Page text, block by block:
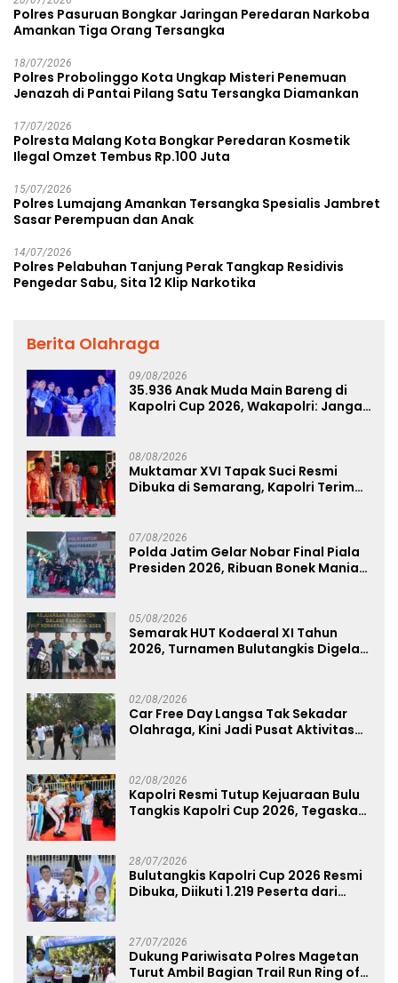
Polres Pasuruan Bongkar Jaringan Peredaran Narkoba
Amankan Tiga Orang Tersangka
18/07/2026
Polres Probolinggo Kota Ungkap Misteri Penemuan
Jenazah di Pantai Pilang Satu Tersangka Diamankan
17/07/2026
Polresta Malang Kota Bongkar Peredaran Kosmetik
Ilegal Omzet Tembus Rp.100 Juta
15/07/2026
Polres Lumajang Amankan Tersangka Spesialis Jambret
Sasar Perempuan dan Anak
14/07/2026
Polres Pelabuhan Tanjung Perak Tangkap Residivis
Pengedar Sabu, Sita 12 Klip Narkotika
Berita Olahraga
09/08/2026
35.936 Anak Muda Main Bareng di
Kapolri Cup 2026, Wakapolri: Jangan
08/08/2026
Muktamar XVI Tapak Suci Resmi
Dibuka di Semarang, Kapolri Terima
07/08/2026
Polda Jatim Gelar Nobar Final Piala
Presiden 2026, Ribuan Bonek Mania
05/08/2026
Semarak HUT Kodaeral XI Tahun
2026, Turnamen Bulutangkis Digelar
02/08/2026
Car Free Day Langsa Tak Sekadar
Olahraga, Kini Jadi Pusat Aktivitas
02/08/2026
Kapolri Resmi Tutup Kejuaraan Bulu
Tangkis Kapolri Cup 2026, Tegaskan
28/07/2026
Bulutangkis Kapolri Cup 2026 Resmi
Dibuka, Diikuti 1.219 Peserta dari
27/07/2026
Dukung Pariwisata Polres Magetan
Turut Ambil Bagian Trail Run Ring of